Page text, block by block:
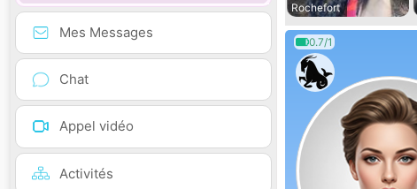
Mes Messages
Chat
Appel vidéo
Activités
Rochefort
0.7/1